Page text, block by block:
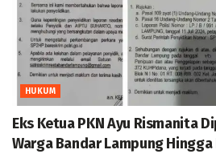
HUKUM
Eks Ketua PKN Ayu Rismanita
Warga Bandar Lampung